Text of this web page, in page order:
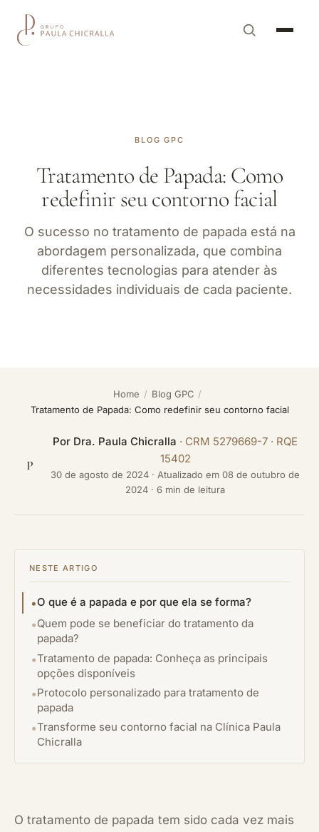
BLOG GPC
Tratamento de Papada: Como
redefinir seu contorno facial
O sucesso no tratamento de papada está na
abordagem personalizada, que combina
diferentes tecnologias para atender às
necessidades individuais de cada paciente.
Home / Blog GPC /
Tratamento de Papada: Como redefinir seu contorno facial
P
Por Dra. Paula Chicralla · CRM 5279669-7 · RQE
15402
30 de agosto de 2024 · Atualizado em 08 de outubro de
2024 · 6 min de leitura
NESTE ARTIGO
O que é a papada e por que ela se forma?
Quem pode se beneficiar do tratamento da
papada?
Tratamento de papada: Conheça as principais
opções disponíveis
Protocolo personalizado para tratamento de
papada
Transforme seu contorno facial na Clínica Paula
Chicralla
O tratamento de papada tem sido cada vez mais